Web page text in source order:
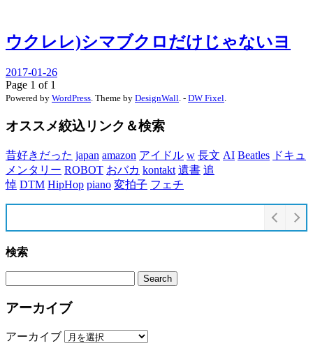
ウクレレ)シマブクロだけじゃないヨ
2017-01-26
Page 1 of 1
Powered by WordPress. Theme by DesignWall. - DW Fixel.
オススメ絞込リンク＆検索
昔好きだった japan amazon アイドル w 長文 AI Beatles ドキュ
メンタリー ROBOT おバカ kontakt 遺書 追
悼 DTM HipHop piano 変拍子 フェチ
検索
アーカイブ
アーカイブ